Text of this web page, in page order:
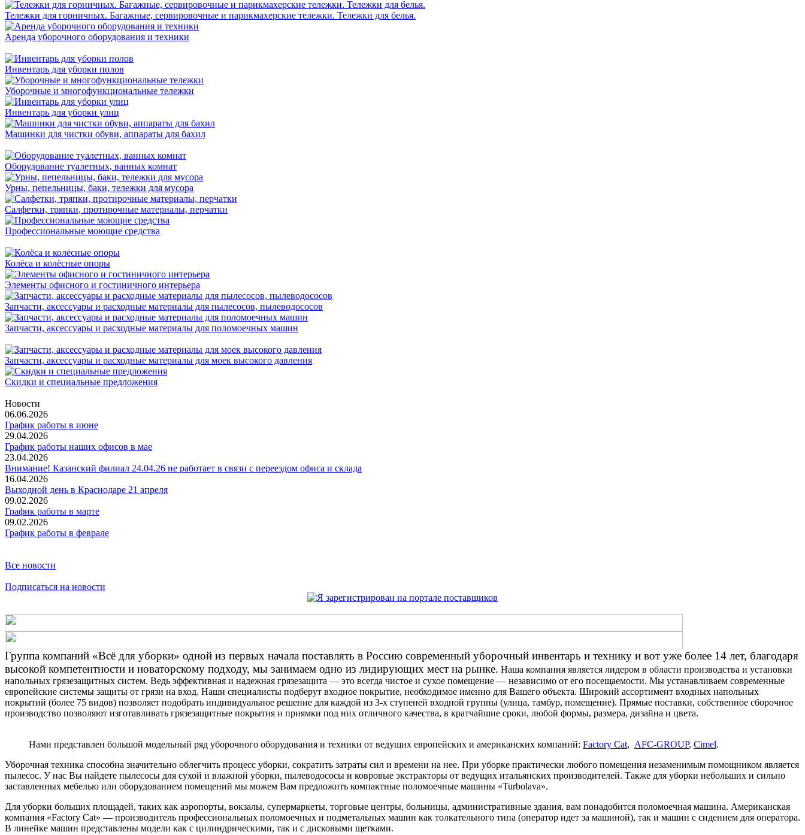
Тележки для горничных. Багажные, сервировочные и парикмахерские тележки. Тележки для белья.
Аренда уборочного оборудования и техники
Инвентарь для уборки полов
Уборочные и многофункциональные тележки
Инвентарь для уборки улиц
Машинки для чистки обуви, аппараты для бахил
Оборудование туалетных, ванных комнат
Урны, пепельницы, баки, тележки для мусора
Салфетки, тряпки, протирочные материалы, перчатки
Профессиональные моющие средства
Колёса и колёсные опоры
Элементы офисного и гостиничного интерьера
Запчасти, аксессуары и расходные материалы для пылесосов, пылеводососов
Запчасти, аксессуары и расходные материалы для поломоечных машин
Запчасти, аксессуары и расходные материалы для моек высокого давления
Скидки и специальные предложения
Новости
06.06.2026
График работы в июне
29.04.2026
График работы наших офисов в мае
23.04.2026
Внимание! Казанский филиал 24.04.26 не работает в связи с переездом офиса и склада
16.04.2026
Выходной день в Краснодаре 21 апреля
09.02.2026
График работы в марте
09.02.2026
График работы в феврале
Все новости
Подписаться на новости
Группа компаний «Всё для уборки» одной из первых начала поставлять в Россию современный уборочный инвентарь и технику и вот уже более 14 лет, благодаря
высокой компетентности и новаторскому подходу, мы занимаем одно из лидирующих мест на рынке. Наша компания является лидером в области производства и установки
напольных грязезащитных систем. Ведь эффективная и надежная грязезащита — это всегда чистое и сухое помещение — независимо от его посещаемости. Мы устанавливаем современные
европейские системы защиты от грязи на вход. Наши специалисты подберут входное покрытие, необходимое именно для Вашего объекта. Широкий ассортимент входных напольных
покрытий (более 75 видов) позволяет подобрать индивидуальное решение для каждой из 3-х ступеней входной группы (улица, тамбур, помещение). Прямые поставки, собственное сборочное
производство позволяют изготавливать грязезащитные покрытия и приямки под них отличного качества, в кратчайшие сроки, любой формы, размера, дизайна и цвета.
Нами представлен большой модельный ряд уборочного оборудования и техники от ведущих европейских и американских компаний: Factory Cat, AFC-GROUP, Cimel.
Уборочная техника способна значительно облегчить процесс уборки, сократить затраты сил и времени на нее. При уборке практически любого помещения незаменимым помощником является
пылесос. У нас Вы найдете пылесосы для сухой и влажной уборки, пылеводососы и ковровые экстракторы от ведущих итальянских производителей. Также для уборки небольших и сильно
заставленных мебелью или оборудованием помещений мы можем Вам предложить компактные поломоечные машины «Turbolava».
Для уборки больших площадей, таких как аэропорты, вокзалы, супермаркеты, торговые центры, больницы, административные здания, вам понадобится поломоечная машина. Американская
компания «Factory Cat» — производитель профессиональных поломоечных и подметальных машин как толкательного типа (оператор идет за машиной), так и машин с сидением для оператора.
В линейке машин представлены модели как с цилиндрическими, так и с дисковыми щетками.